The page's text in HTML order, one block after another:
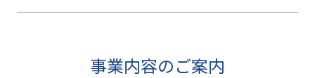
事業内容のご案内